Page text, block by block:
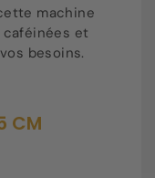
machine
et
besoins.
CM